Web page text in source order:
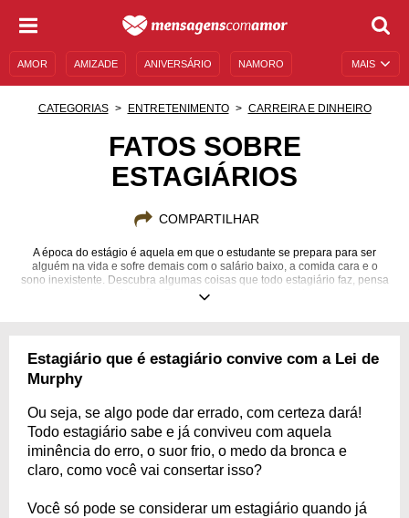
MAIS
AMOR AMIZADE ANIVERSÁRIO NAMORO
MENSAGENS E FRASES MENSAGENS DE ANIVERSÁRIO
CATEGORIAS ENTRETENIMENTO CARREIRA E DINHEIRO
FATOS SOBRE
ESTAGIÁRIOS
COMPARTILHAR
A época do estágio é aquela em que o estudante se prepara para ser
alguém na vida e sofre demais com o salário baixo, a comida cara e o
sono inexistente. Descubra algumas coisas que todo estagiário faz, pensa
ou queria fazer. Atenção: Para momentos desesperadores apenas!
Estagiário que é estagiário convive com a Lei de
Murphy
Ou seja, se algo pode dar errado, com certeza dará!
Todo estagiário sabe e já conviveu com aquela
iminência do erro, o suor frio, o medo da bronca e
claro, como você vai consertar isso?
Você só pode se considerar um estagiário quando já